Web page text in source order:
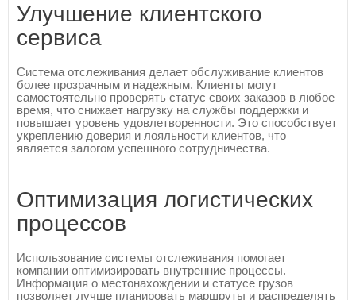
Улучшение клиентского
сервиса
Система отслеживания делает обслуживание клиентов
более прозрачным и надежным. Клиенты могут
самостоятельно проверять статус своих заказов в любое
время, что снижает нагрузку на службы поддержки и
повышает уровень удовлетворенности. Это способствует
укреплению доверия и лояльности клиентов, что
является залогом успешного сотрудничества.
Оптимизация логистических
процессов
Использование системы отслеживания помогает
компании оптимизировать внутренние процессы.
Информация о местонахождении и статусе грузов
позволяет лучше планировать маршруты и распределять